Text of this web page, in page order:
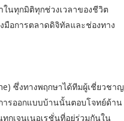
ในทุกมิติทุกช่วงเวลาของชีวิต
มือการตลาดดิจิทัลและช่องทาง
ซึ่งทางพฤกษาได้ทีมผู้เชี่ยวชาญ
ารออกแบบบ้านนั้นตอบโจทย์ด้าน
กเจนเนอเรชั่นที่อยู่ร่วมกันใน